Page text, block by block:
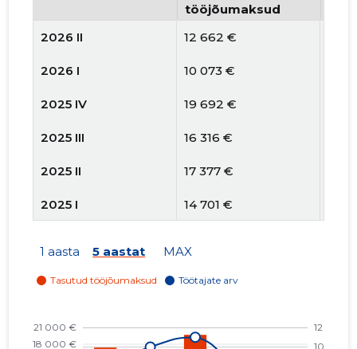
tööjõumaksud
2026 II
12 662 €
2026 I 10 073 €
2025 IV 19 692 €
2025 III 16 316 €
2025 II 17 377 €
2025 I 14 701 €
2024 I 17 211 €
1 aasta 5 aastat MAX